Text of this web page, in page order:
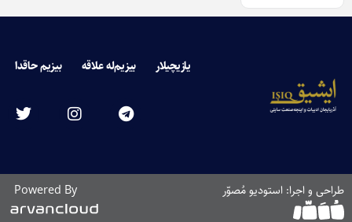
یازیچیلار بیزیم‌له علاقه بیزیم حاقدا
طراحی و اجرا: استودیو مُصوّر Powered By